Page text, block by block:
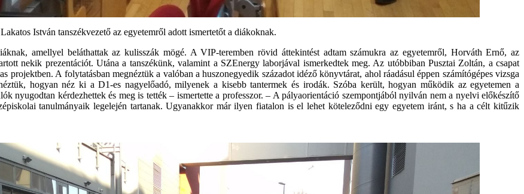
István tanszékvezető az egyetemről adott ismertetőt a diákoknak.
amellyel beláthattak az kulisszák mögé. A VIP-teremben rövid áttekintést adtam számukra az egyetemről, Horváth Ernő, az
nekik prezentációt. Utána a tanszékünk, valamint a SZEnergy laborjával ismerkedtek meg. Az utóbbiban Pusztai Zoltán, a csapat
projektben. A folytatásban megnéztük a valóban a huszonegyedik századot idéző könyvtárat, ahol ráadásul éppen számítógépes vizsga
hogyan néz ki a D1-es nagyelőadó, milyenek a kisebb tantermek és irodák. Szóba került, hogyan működik az egyetemen a
nyugodtan kérdezhettek és meg is tették – ismertette a professzor. – A pályaorientáció szempontjából nyilván nem a nyelvi előkészítő
tanulmányaik legelején tartanak. Ugyanakkor már ilyen fiatalon is el lehet köteleződni egy egyetem iránt, s ha a célt kitűzik